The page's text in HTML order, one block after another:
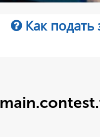
Как подать